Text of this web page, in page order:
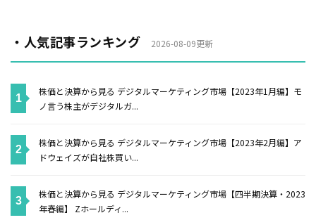
・人気記事ランキング 2026-08-09更新
株価と決算から見る デジタルマーケティング市場【2023年1月編】モ
ノ言う株主がデジタルガ...
株価と決算から見る デジタルマーケティング市場【2023年2月編】ア
ドウェイズが自社株買い...
株価と決算から見る デジタルマーケティング市場【四半期決算・2023
年春編】 Zホールディ...